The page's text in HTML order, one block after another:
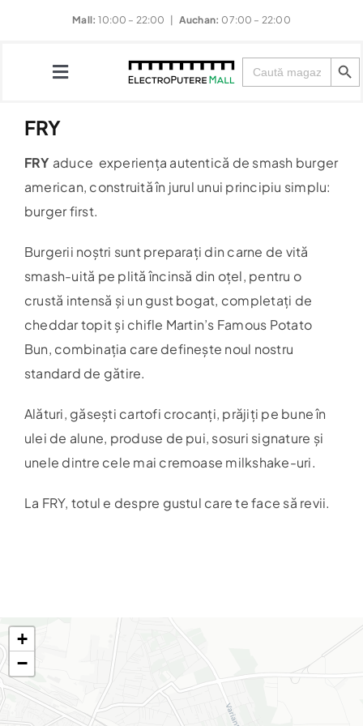
Mall: 10:00 – 22:00 | Auchan: 07:00 – 22:00
Toggle
Restaurante
Divertisment
Evenimente
Noutăți & Promoții
Search
for:
Search Button
FRY
FRY aduce experiența autentică de smash burger
american, construită în jurul unui principiu simplu:
burger first.
Burgerii noștri sunt preparați din carne de vită
smash-uită pe plită încinsă din oțel, pentru o
crustă intensă și un gust bogat, completați de
cheddar topit și chifle Martin’s Famous Potato
Bun, combinația care definește noul nostru
standard de gătire.
Alături, găsești cartofi crocanți, prăjiți pe bune în
ulei de alune, produse de pui, sosuri signature și
unele dintre cele mai cremoase milkshake-uri.
La FRY, totul e despre gustul care te face să revii.
+
−